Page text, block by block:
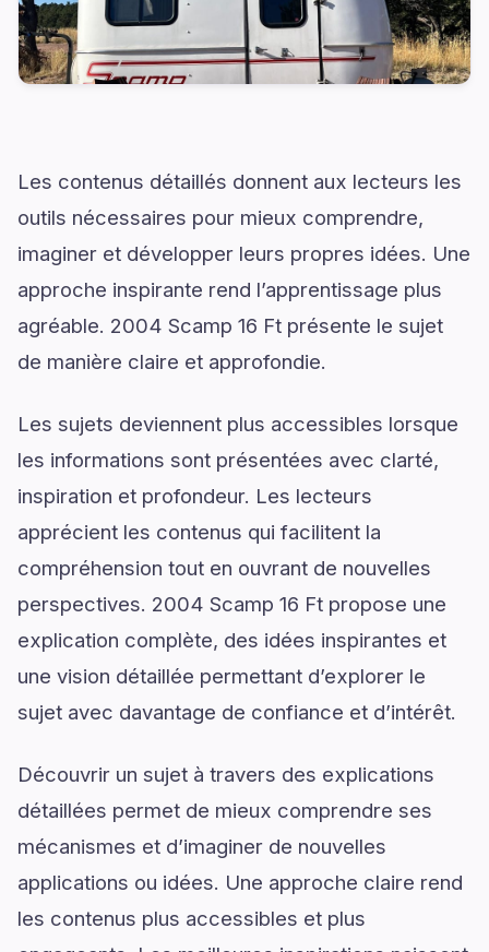
Les contenus détaillés donnent aux lecteurs les
outils nécessaires pour mieux comprendre,
imaginer et développer leurs propres idées. Une
approche inspirante rend l’apprentissage plus
agréable. 2004 Scamp 16 Ft présente le sujet
de manière claire et approfondie.
Les sujets deviennent plus accessibles lorsque
les informations sont présentées avec clarté,
inspiration et profondeur. Les lecteurs
apprécient les contenus qui facilitent la
compréhension tout en ouvrant de nouvelles
perspectives. 2004 Scamp 16 Ft propose une
explication complète, des idées inspirantes et
une vision détaillée permettant d’explorer le
sujet avec davantage de confiance et d’intérêt.
Découvrir un sujet à travers des explications
détaillées permet de mieux comprendre ses
mécanismes et d’imaginer de nouvelles
applications ou idées. Une approche claire rend
les contenus plus accessibles et plus